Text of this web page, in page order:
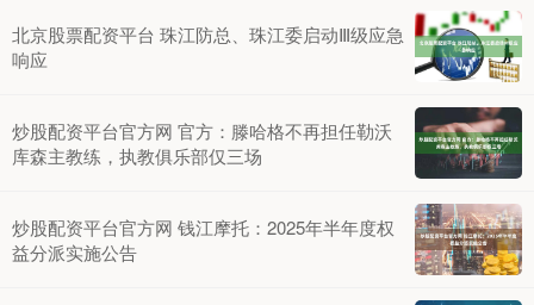
北京股票配资平台 珠江防总、珠江委启动Ⅲ级应急
响应
炒股配资平台官方网 官方：滕哈格不再担任勒沃
库森主教练，执教俱乐部仅三场
炒股配资平台官方网 钱江摩托：2025年半年度权
益分派实施公告